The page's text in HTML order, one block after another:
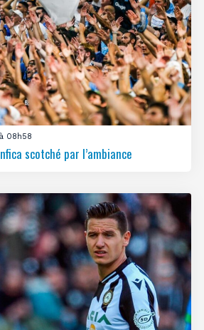
08h58
scotché par l’ambiance